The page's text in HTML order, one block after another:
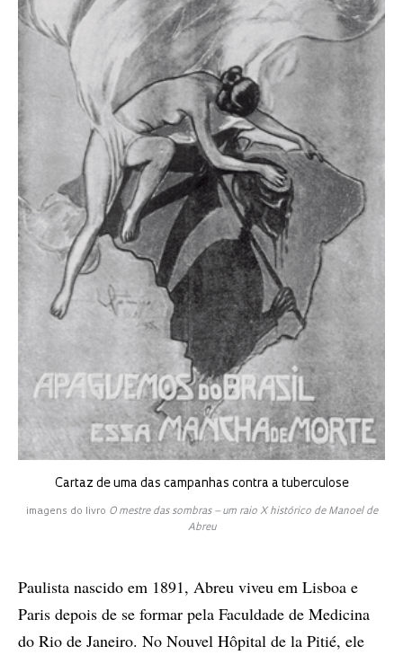
Cartaz de uma das campanhas contra a tuberculose
imagens do livro O mestre das sombras – um raio X histórico de Manoel de
Abreu
Paulista nascido em 1891, Abreu viveu em Lisboa e
Paris depois de se formar pela Faculdade de Medicina
do Rio de Janeiro. No Nouvel Hôpital de la Pitié, ele